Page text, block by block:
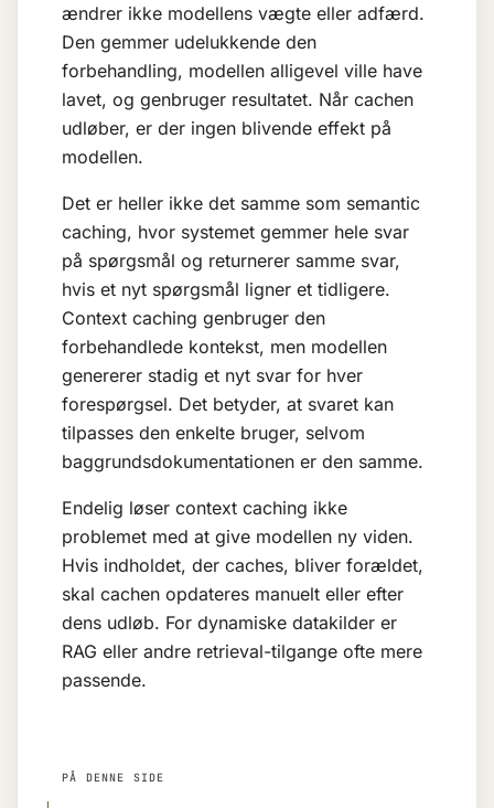
ændrer ikke modellens vægte eller adfærd.
Den gemmer udelukkende den
forbehandling, modellen alligevel ville have
lavet, og genbruger resultatet. Når cachen
udløber, er der ingen blivende effekt på
modellen.
Det er heller ikke det samme som semantic
caching, hvor systemet gemmer hele svar
på spørgsmål og returnerer samme svar,
hvis et nyt spørgsmål ligner et tidligere.
Context caching genbruger den
forbehandlede kontekst, men modellen
genererer stadig et nyt svar for hver
forespørgsel. Det betyder, at svaret kan
tilpasses den enkelte bruger, selvom
baggrundsdokumentationen er den samme.
Endelig løser context caching ikke
problemet med at give modellen ny viden.
Hvis indholdet, der caches, bliver forældet,
skal cachen opdateres manuelt eller efter
dens udløb. For dynamiske datakilder er
RAG eller andre retrieval-tilgange ofte mere
passende.
PÅ DENNE SIDE